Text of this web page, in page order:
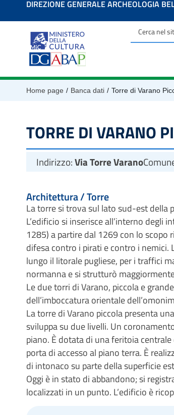
contenutoDIREZIONE GENERALE ARCHEOLOGIA
Home page / Banca dati / Torre di Varano
TORRE DI VARANO
Indirizzo:Via Torre Varano
Architettura / Torre
La torre si trova sul lato sud-est della
L’edificio si inserisce all’interno degli
1285) a partire dal 1269 con lo
difesa contro i pirati e contro i nemici.
lungo il litorale pugliese, per i traffici
normanna e si strutturò
Le due torri di Varano, piccola e
dell’imboccatura orientale
La torre di Varano piccola presenta
sviluppa su due livelli. Un
piano. È dotata di una feritoia
porta di accesso al piano terra. È
di intonaco su parte della superficie
Oggi è in stato di abbandono; si
localizzati in un punto. L’edificio è